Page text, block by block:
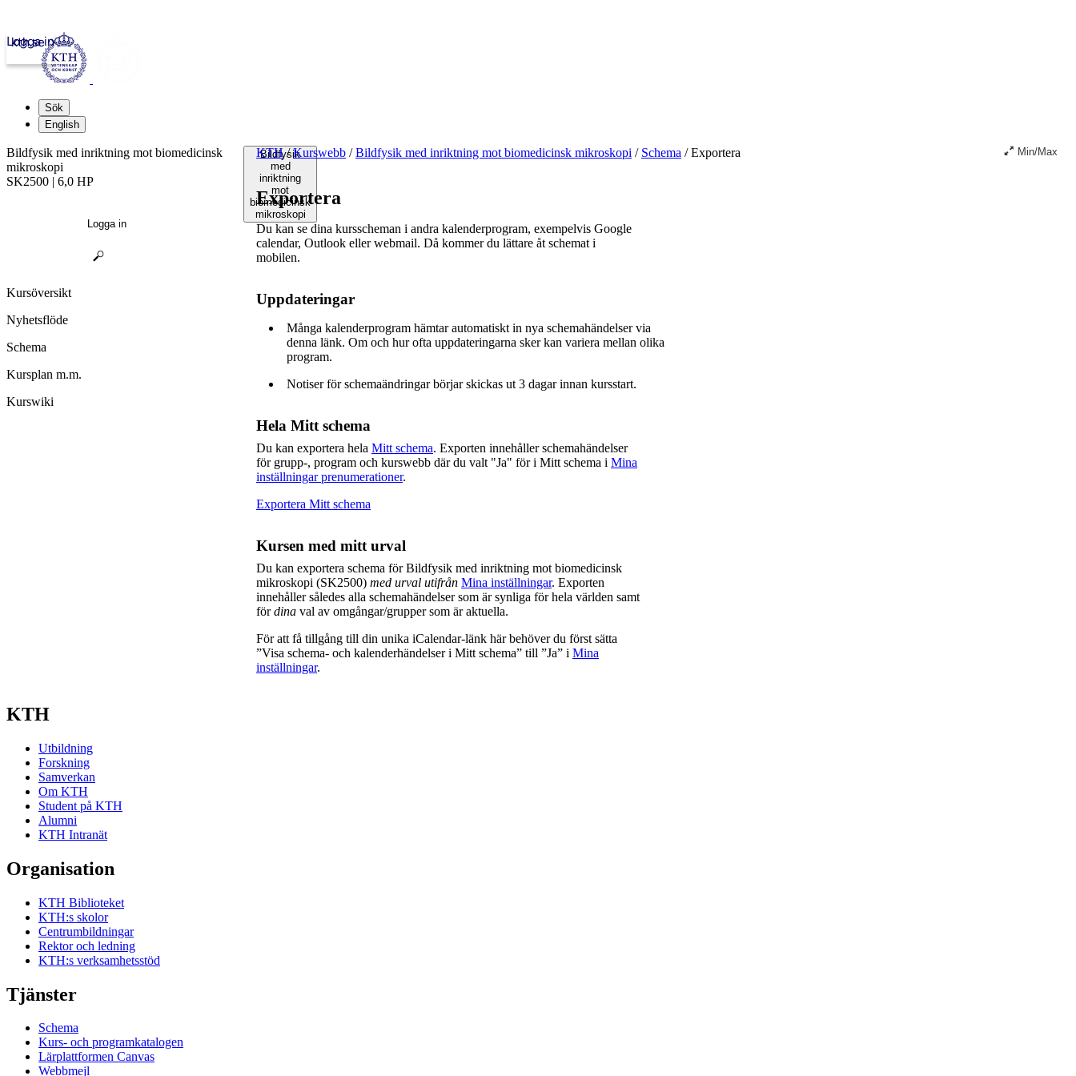
kth.se
Logga in
Sök
English
Bildfysik
med
inriktning
mot
biomedicinsk
mikroskopi
KTH / Kurswebb / Bildfysik med inriktning mot biomedicinsk mikroskopi / Schema /Exportera Min/Max
Exportera
Du kan se dina kursscheman i andra kalenderprogram, exempelvis Google
calendar, Outlook eller webmail. Då kommer du lättare åt schemat i
mobilen.
Uppdateringar
Många kalenderprogram hämtar automatiskt in nya schemahändelser via
denna länk. Om och hur ofta uppdateringarna sker kan variera mellan olika
program.
Notiser för schemaändringar börjar skickas ut 3 dagar innan kursstart.
Hela Mitt schema
Du kan exportera hela Mitt schema. Exporten innehåller schemahändelser
för grupp-, program och kurswebb där du valt "Ja" för i Mitt schema i Mina
inställningar prenumerationer.
Exportera Mitt schema
Kursen med mitt urval
Du kan exportera schema för Bildfysik med inriktning mot biomedicinsk
mikroskopi (SK2500) med urval utifrån Mina inställningar. Exporten
innehåller således alla schemahändelser som är synliga för hela världen samt
fördina val av omgångar/grupper som är aktuella.
För att få tillgång till din unika iCalendar-länk här behöver du först sätta
”Visa schema- och kalenderhändelser i Mitt schema” till ”Ja” i Mina
inställningar.
Bildfysik med inriktning mot biomedicinsk
mikroskopi
SK2500 | 6,0 HP
Logga in
Kursöversikt
Nyhetsflöde
Schema
Kursplan m.m.
Kurswiki
KTH
Utbildning
Forskning
Samverkan
Om KTH
Student på KTH
Alumni
KTH Intranät
Organisation
KTH Biblioteket
KTH:s skolor
Centrumbildningar
Rektor och ledning
KTH:s verksamhetsstöd
Tjänster
Schema
Kurs- och programkatalogen
Lärplattformen Canvas
Webbmejl